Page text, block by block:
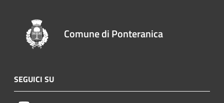
Comune di Ponteranica
SEGUICI SU